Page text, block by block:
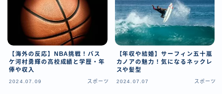
【海外の反応】NBA挑戦！バス
ケ河村勇輝の高校成績と学歴・年
俸や収入
2024.07.09 スポーツ
【年収や結婚】サーフィン五十嵐
カノアの魅力！気になるネックレ
スや髪型
2024.07.07 スポーツ